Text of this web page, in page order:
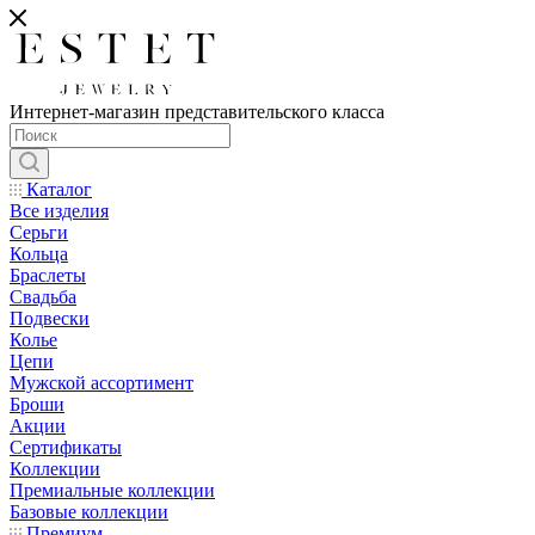
Интернет-магазин представительского класса
Каталог
Все изделия
Серьги
Кольца
Браслеты
Свадьба
Подвески
Колье
Цепи
Мужской ассортимент
Броши
Акции
Сертификаты
Коллекции
Премиальные коллекции
Базовые коллекции